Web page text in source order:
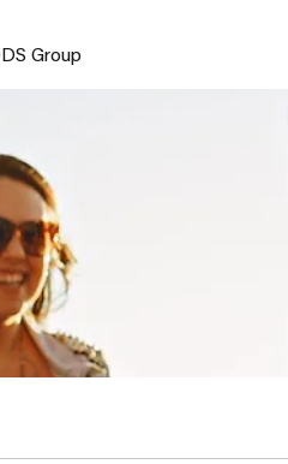
Group